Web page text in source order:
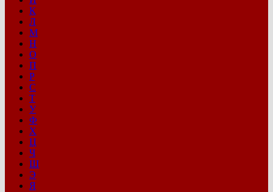
К
Л
М
Н
О
П
Р
С
Т
У
Ф
Х
Ц
Ч
Ш
Э
Я